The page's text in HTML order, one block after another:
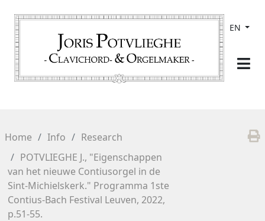
EN
Home Info
Research
POTVLIEGHE J., "Eigenschappen
van het nieuwe Contiusorgel in de
Sint-Michielskerk." Programma 1ste
Contius-Bach Festival Leuven, 2022,
p.51-55.